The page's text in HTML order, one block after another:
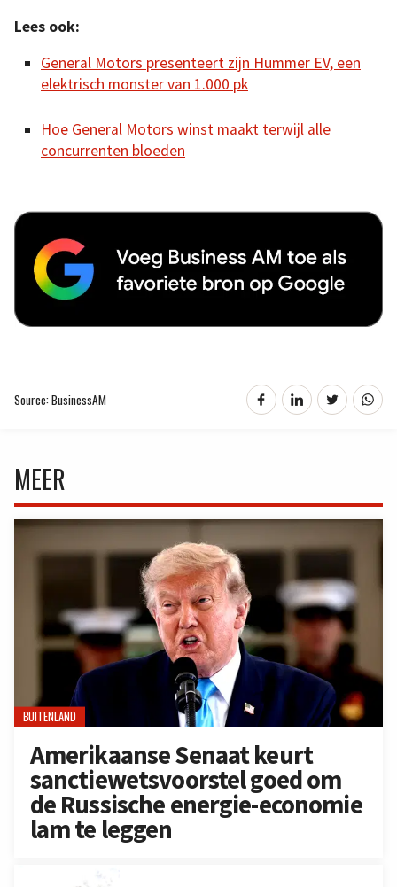
Lees ook:
General Motors presenteert zijn Hummer EV, een
elektrisch monster van 1.000 pk
Hoe General Motors winst maakt terwijl alle
concurrenten bloeden
Source: BusinessAM
MEER
BUITENLAND
Amerikaanse Senaat keurt
sanctiewetsvoorstel goed om
de Russische energie-economie
lam te leggen